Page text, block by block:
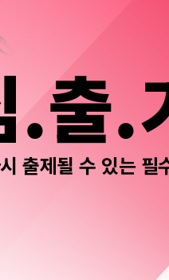
.출.
출제될 수 있는 필